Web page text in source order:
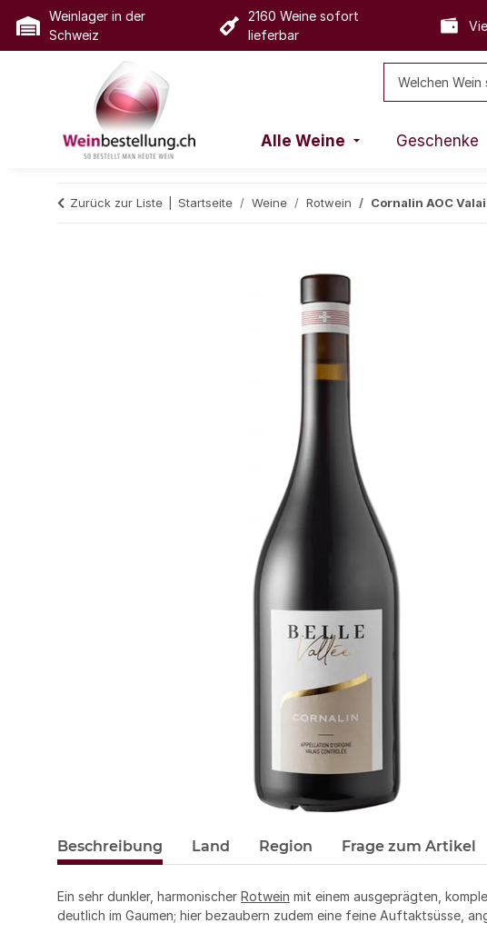
Weinlager in der
Schweiz
2160 Weine sofort
lieferbar
Alle Weine Geschenke
Zurück zur Liste Startseite Weine Rotwein Cornalin AOC
Beschreibung Land Region Frage zum Artikel
Ein sehr dunkler, harmonischer Rotwein mit einem ausgeprägten,
deutlich im Gaumen; hier bezaubern zudem eine feine Auftaktsüsse,